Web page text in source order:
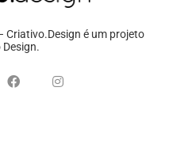
Criativo.Design é um projeto
Design.